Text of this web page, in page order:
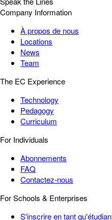
Company Information
À propos de nous
Locations
News
Team
The EC Experience
Technology
Pedagogy
Curriculum
For Individuals
Abonnements
FAQ
Contactez-nous
For Schools & Enterprises
S'inscrire en tant